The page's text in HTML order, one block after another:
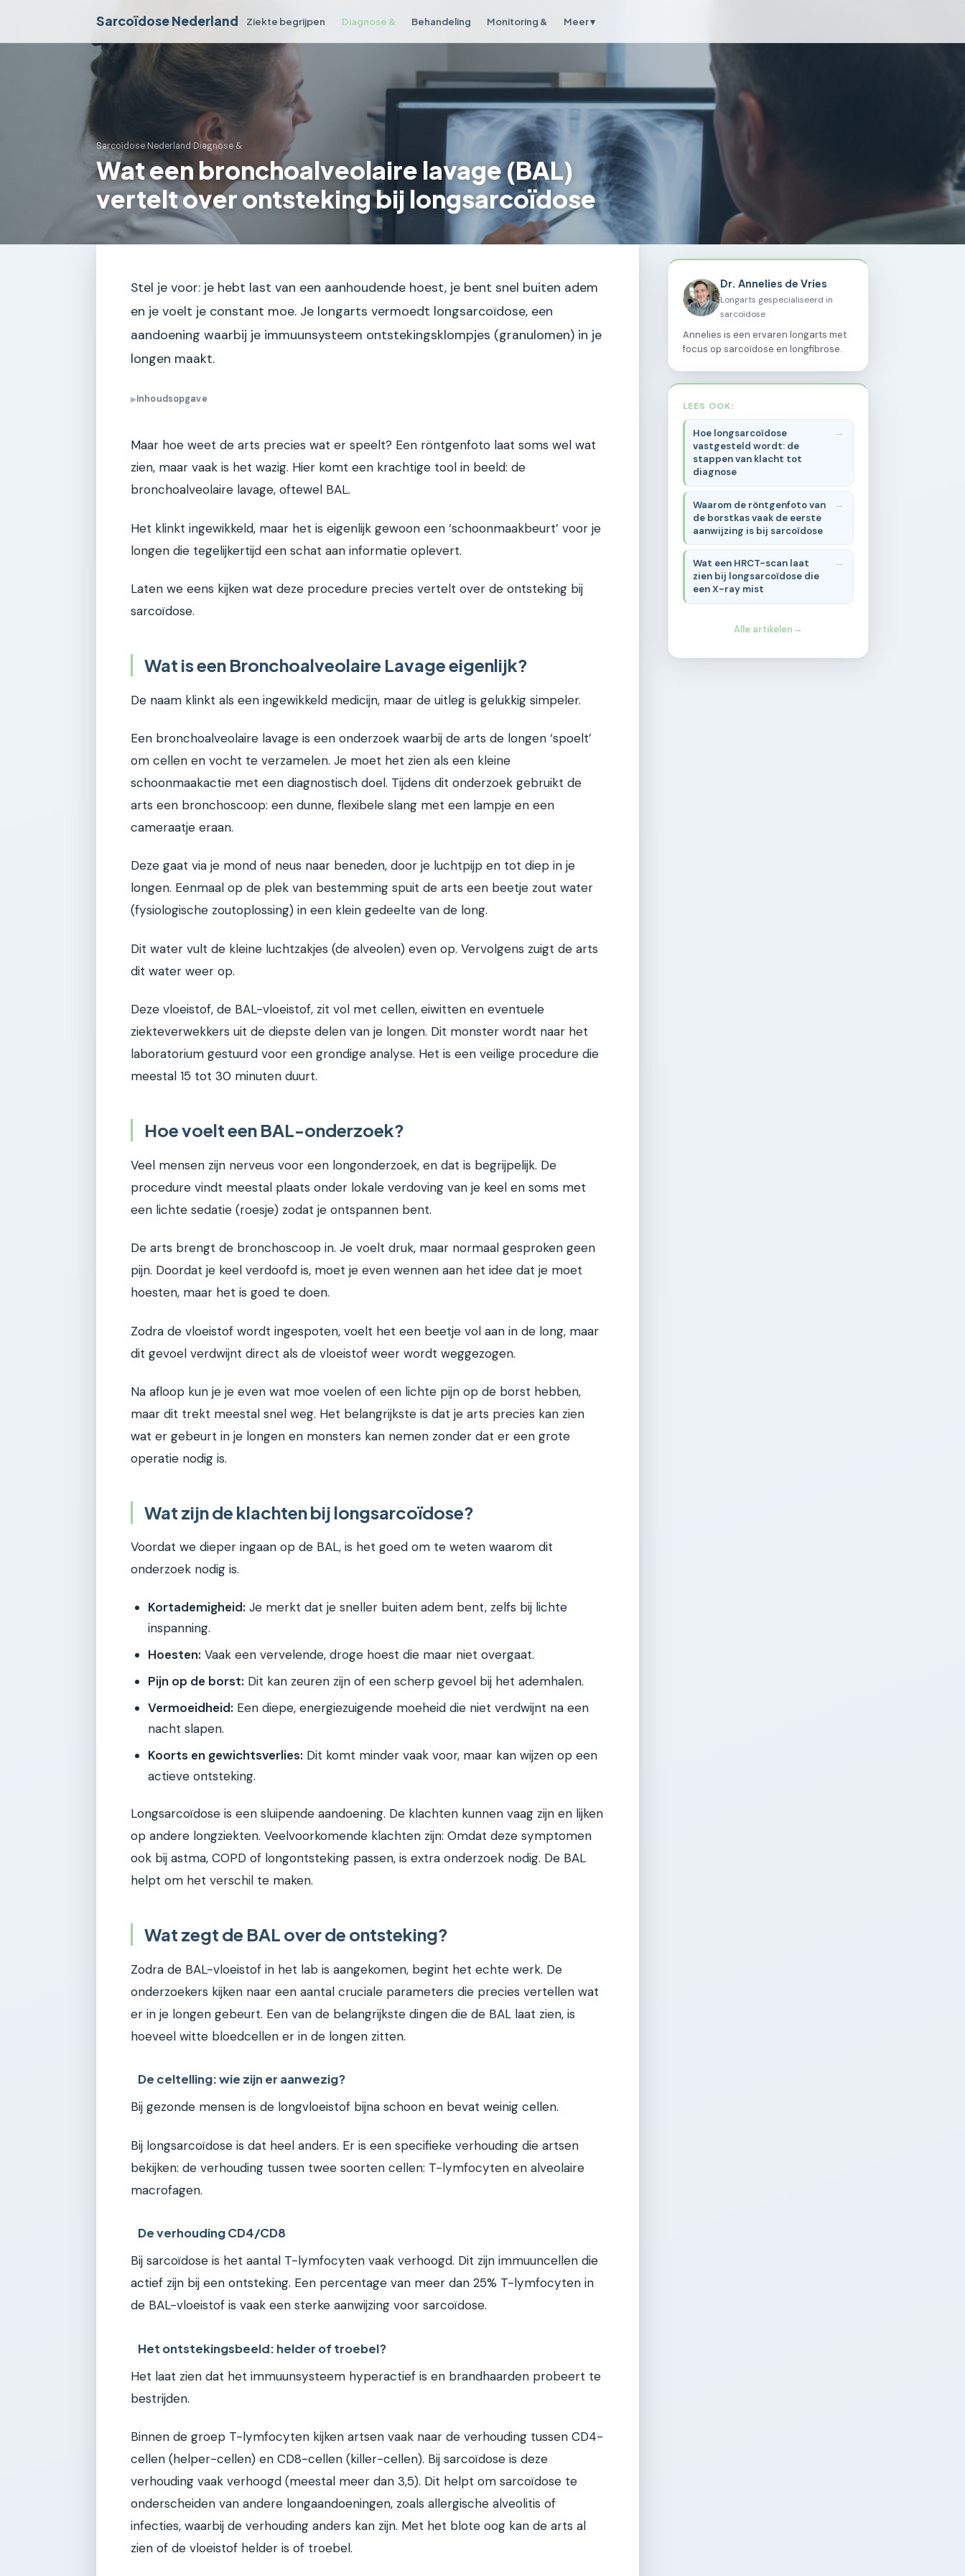
Sarcoïdose Nederland Ziekte begrijpen Diagnose & Behandeling Monitoring & Meer ▾
Sarcoïdose Nederland›Diagnose &
Wat een bronchoalveolaire lavage (BAL)
vertelt over ontsteking bij longsarcoïdose
Stel je voor: je hebt last van een aanhoudende hoest, je bent snel buiten adem
en je voelt je constant moe. Je longarts vermoedt longsarcoïdose, een
aandoening waarbij je immuunsysteem ontstekingsklompjes (granulomen) in je
longen maakt.
▶Inhoudsopgave
Maar hoe weet de arts precies wat er speelt? Een röntgenfoto laat soms wel wat
zien, maar vaak is het wazig. Hier komt een krachtige tool in beeld: de
bronchoalveolaire lavage, oftewel BAL.
Het klinkt ingewikkeld, maar het is eigenlijk gewoon een ‘schoonmaakbeurt’ voor je
longen die tegelijkertijd een schat aan informatie oplevert.
Laten we eens kijken wat deze procedure precies vertelt over de ontsteking bij
sarcoïdose.
Wat is een Bronchoalveolaire Lavage eigenlijk?
De naam klinkt als een ingewikkeld medicijn, maar de uitleg is gelukkig simpeler.
Een bronchoalveolaire lavage is een onderzoek waarbij de arts de longen ‘spoelt’
om cellen en vocht te verzamelen. Je moet het zien als een kleine
schoonmaakactie met een diagnostisch doel. Tijdens dit onderzoek gebruikt de
arts een bronchoscoop: een dunne, flexibele slang met een lampje en een
cameraatje eraan.
Deze gaat via je mond of neus naar beneden, door je luchtpijp en tot diep in je
longen. Eenmaal op de plek van bestemming spuit de arts een beetje zout water
(fysiologische zoutoplossing) in een klein gedeelte van de long.
Dit water vult de kleine luchtzakjes (de alveolen) even op. Vervolgens zuigt de arts
dit water weer op.
Deze vloeistof, de BAL-vloeistof, zit vol met cellen, eiwitten en eventuele
ziekteverwekkers uit de diepste delen van je longen. Dit monster wordt naar het
laboratorium gestuurd voor een grondige analyse. Het is een veilige procedure die
meestal 15 tot 30 minuten duurt.
Hoe voelt een BAL-onderzoek?
Veel mensen zijn nerveus voor een longonderzoek, en dat is begrijpelijk. De
procedure vindt meestal plaats onder lokale verdoving van je keel en soms met
een lichte sedatie (roesje) zodat je ontspannen bent.
De arts brengt de bronchoscoop in. Je voelt druk, maar normaal gesproken geen
pijn. Doordat je keel verdoofd is, moet je even wennen aan het idee dat je moet
hoesten, maar het is goed te doen.
Zodra de vloeistof wordt ingespoten, voelt het een beetje vol aan in de long, maar
dit gevoel verdwijnt direct als de vloeistof weer wordt weggezogen.
Na afloop kun je je even wat moe voelen of een lichte pijn op de borst hebben,
maar dit trekt meestal snel weg. Het belangrijkste is dat je arts precies kan zien
wat er gebeurt in je longen en monsters kan nemen zonder dat er een grote
operatie nodig is.
Wat zijn de klachten bij longsarcoïdose?
Voordat we dieper ingaan op de BAL, is het goed om te weten waarom dit
onderzoek nodig is.
Kortademigheid: Je merkt dat je sneller buiten adem bent, zelfs bij lichte
inspanning.
Hoesten: Vaak een vervelende, droge hoest die maar niet overgaat.
Pijn op de borst: Dit kan zeuren zijn of een scherp gevoel bij het ademhalen.
Vermoeidheid: Een diepe, energiezuigende moeheid die niet verdwijnt na een
nacht slapen.
Koorts en gewichtsverlies: Dit komt minder vaak voor, maar kan wijzen op een
actieve ontsteking.
Longsarcoïdose is een sluipende aandoening. De klachten kunnen vaag zijn en lijken
op andere longziekten. Veelvoorkomende klachten zijn: Omdat deze symptomen
ook bij astma, COPD of longontsteking passen, is extra onderzoek nodig. De BAL
helpt om het verschil te maken.
Wat zegt de BAL over de ontsteking?
Zodra de BAL-vloeistof in het lab is aangekomen, begint het echte werk. De
onderzoekers kijken naar een aantal cruciale parameters die precies vertellen wat
er in je longen gebeurt. Een van de belangrijkste dingen die de BAL laat zien, is
hoeveel witte bloedcellen er in de longen zitten.
De celtelling: wie zijn er aanwezig?
Bij gezonde mensen is de longvloeistof bijna schoon en bevat weinig cellen.
Bij longsarcoïdose is dat heel anders. Er is een specifieke verhouding die artsen
bekijken: de verhouding tussen twee soorten cellen: T-lymfocyten en alveolaire
macrofagen.
De verhouding CD4/CD8
Bij sarcoïdose is het aantal T-lymfocyten vaak verhoogd. Dit zijn immuuncellen die
actief zijn bij een ontsteking. Een percentage van meer dan 25% T-lymfocyten in
de BAL-vloeistof is vaak een sterke aanwijzing voor sarcoïdose.
Het ontstekingsbeeld: helder of troebel?
Het laat zien dat het immuunsysteem hyperactief is en brandhaarden probeert te
bestrijden.
Binnen de groep T-lymfocyten kijken artsen vaak naar de verhouding tussen CD4-
cellen (helper-cellen) en CD8-cellen (killer-cellen). Bij sarcoïdose is deze
verhouding vaak verhoogd (meestal meer dan 3,5). Dit helpt om sarcoïdose te
onderscheiden van andere longaandoeningen, zoals allergische alveolitis of
infecties, waarbij de verhouding anders kan zijn. Met het blote oog kan de arts al
zien of de vloeistof helder is of troebel.
Dr. Annelies de Vries
Longarts gespecialiseerd in
sarcoïdose
Annelies is een ervaren longarts met
focus op sarcoïdose en longfibrose.
LEES OOK:
Hoe longsarcoïdose
vastgesteld wordt: de
stappen van klacht tot
diagnose
Waarom de röntgenfoto van
de borstkas vaak de eerste
aanwijzing is bij sarcoïdose
Wat een HRCT-scan laat
zien bij longsarcoïdose die
een X-ray mist
Alle artikelen